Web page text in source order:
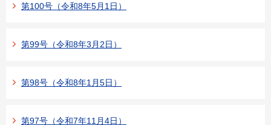
第100号（令和8年5月1日）
第99号（令和8年3月2日）
第98号（令和8年1月5日）
第97号（令和7年11月4日）